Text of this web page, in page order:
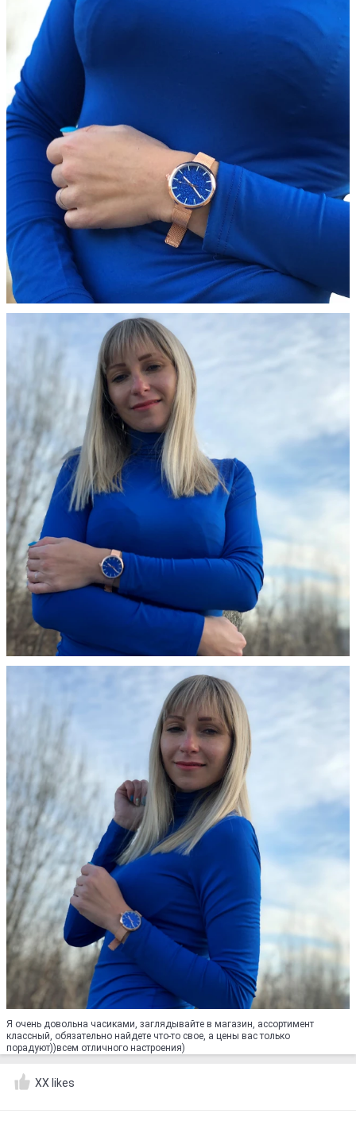
Я очень довольна часиками, заглядывайте в магазин, ассортимент
классный, обязательно найдете что-то свое, а цены вас только
порадуют))всем отличного настроения)
XX likes